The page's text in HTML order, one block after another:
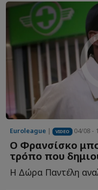
Euroleague | VIDEO 04/08 -
Ο Φρανσίσκο
τρόπο που